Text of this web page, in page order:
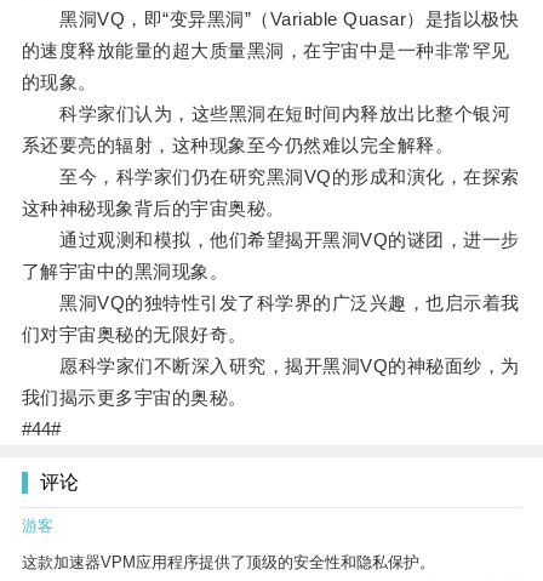
黑洞VQ，即“变异黑洞”（Variable Quasar）是指以极快
的速度释放能量的超大质量黑洞，在宇宙中是一种非常罕见
的现象。
科学家们认为，这些黑洞在短时间内释放出比整个银河
系还要亮的辐射，这种现象至今仍然难以完全解释。
至今，科学家们仍在研究黑洞VQ的形成和演化，在探索
这种神秘现象背后的宇宙奥秘。
通过观测和模拟，他们希望揭开黑洞VQ的谜团，进一步
了解宇宙中的黑洞现象。
黑洞VQ的独特性引发了科学界的广泛兴趣，也启示着我
们对宇宙奥秘的无限好奇。
愿科学家们不断深入研究，揭开黑洞VQ的神秘面纱，为
我们揭示更多宇宙的奥秘。
#44#
评论
游客
这款加速器VPM应用程序提供了顶级的安全性和隐私保护。